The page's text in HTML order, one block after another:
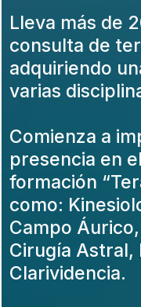
Lleva más de
consulta de
adquiriendo
varias
Comienza a
presencia en
formación
como:
Campo
Cirugía Astral,
Clarividencia.